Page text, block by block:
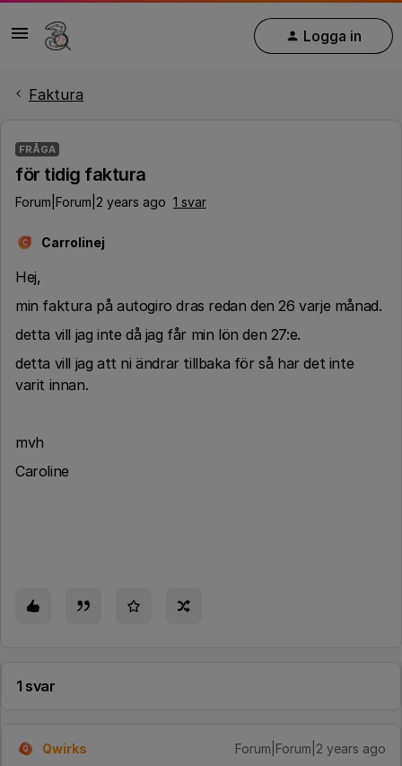
Logga in
Faktura
FRÅGA
för tidig faktura
Forum|Forum|2 years ago 1 svar
C Carrolinej
Hej,
min faktura på autogiro dras redan den 26 varje månad.
detta vill jag inte då jag får min lön den 27:e.
detta vill jag att ni ändrar tillbaka för så har det inte
varit innan.
mvh
Caroline
1 svar
Q Qwirks Forum|Forum|2 years ago